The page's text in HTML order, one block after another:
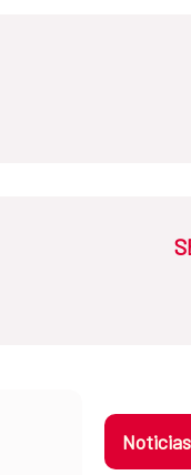
Noticias